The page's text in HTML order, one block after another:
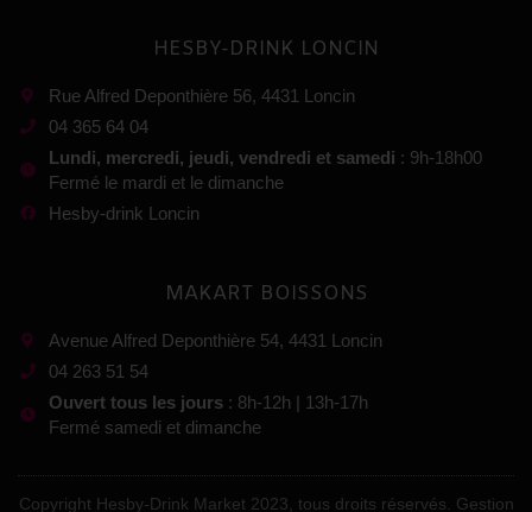
HESBY-DRINK LONCIN
Rue Alfred Deponthière 56, 4431 Loncin
04 365 64 04
Lundi, mercredi, jeudi, vendredi et samedi : 9h-18h00
Fermé le mardi et le dimanche
Hesby-drink Loncin
MAKART BOISSONS
Avenue Alfred Deponthière 54, 4431 Loncin
04 263 51 54
Ouvert tous les jours : 8h-12h | 13h-17h
Fermé samedi et dimanche
Copyright Hesby-Drink Market 2023, tous droits réservés. Gestion